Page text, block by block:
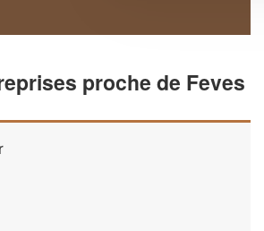
proche de Feves